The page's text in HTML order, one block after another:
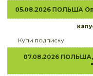
05.08.2026 ПОЛЬША
Купи подписку
07.08.2026